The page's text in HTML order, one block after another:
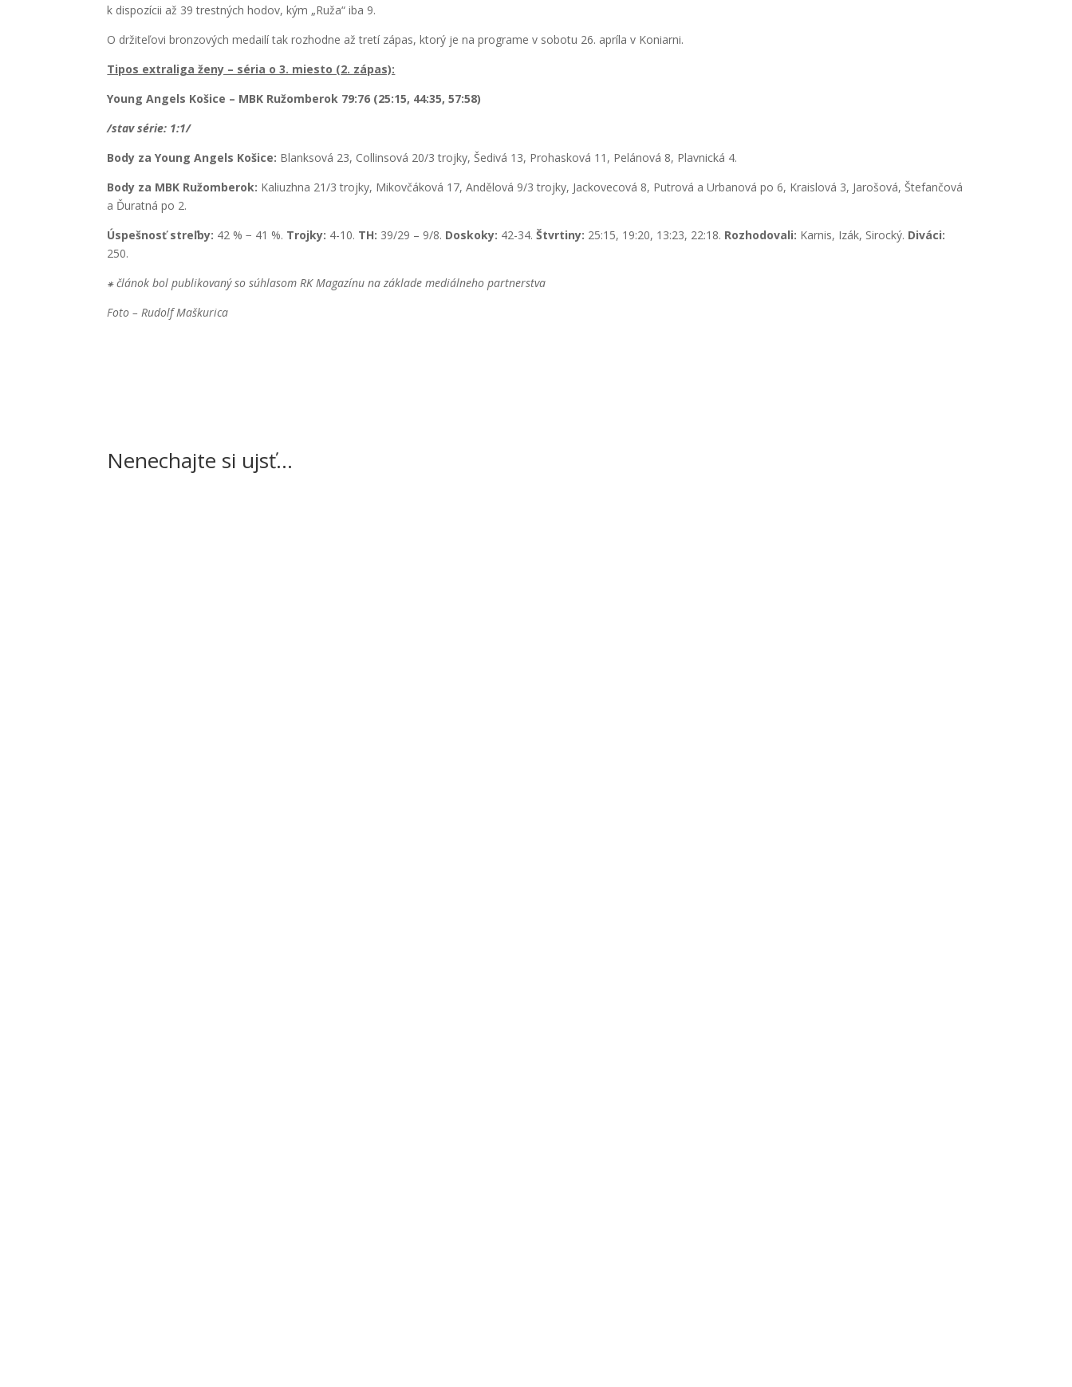
k dispozícii až 39 trestných hodov, kým „Ruža“ iba 9.
O držiteľovi bronzových medailí tak rozhodne až tretí zápas, ktorý je na programe v sobotu 26. apríla v Koniarni.
Tipos extraliga ženy – séria o 3. miesto (2. zápas):
Young Angels Košice – MBK Ružomberok 79:76 (25:15, 44:35, 57:58)
/stav série: 1:1/
Body za Young Angels Košice: Blanksová 23, Collinsová 20/3 trojky, Šedivá 13, Prohasková 11, Pelánová 8, Plavnická 4.
Body za MBK Ružomberok: Kaliuzhna 21/3 trojky, Mikovčáková 17, Andělová 9/3 trojky, Jackovecová 8, Putrová a Urbanová po 6, Kraislová 3, Jarošová, Štefančová
a Ďuratná po 2.
Úspešnosť streľby: 42 % − 41 %. Trojky: 4-10. TH: 39/29 – 9/8. Doskoky: 42-34. Štvrtiny: 25:15, 19:20, 13:23, 22:18. Rozhodovali: Karnis, Izák, Sirocký. Diváci:
250.
⁕ článok bol publikovaný so súhlasom RK Magazínu na základe mediálneho partnerstva
Foto – Rudolf Maškurica
Nenechajte si ujsť…